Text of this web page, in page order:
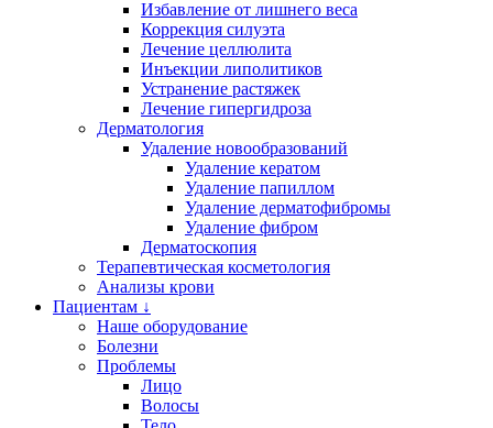
Избавление от лишнего веса
Коррекция силуэта
Лечение целлюлита
Инъекции липолитиков
Устранение растяжек
Лечение гипергидроза
Дерматология
Удаление новообразований
Удаление кератом
Удаление папиллом
Удаление дерматофибромы
Удаление фибром
Дерматоскопия
Терапевтическая косметология
Анализы крови
Пациентам ↓
Наше оборудование
Болезни
Проблемы
Лицо
Волосы